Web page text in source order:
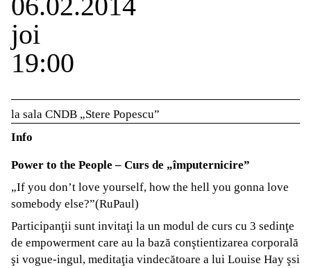
joi
19:00
la sala CNDB „Stere Popescu”
Info
Power to the People – Curs de „împuternicire”
„If you don’t love yourself, how the hell you gonna love
somebody else?”(RuPaul)
Participanţii sunt invitaţi la un modul de curs cu 3 sedinţe
de empowerment care au la bază conştientizarea corporală
şi vogue-ingul, meditaţia vindecătoare a lui Louise Hay şsi